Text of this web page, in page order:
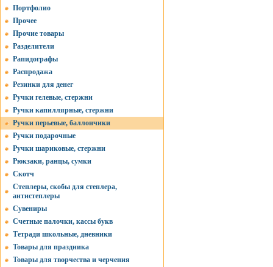
Портфолио
Прочее
Прочие товары
Разделители
Рапидографы
Распродажа
Резинки для денег
Ручки гелевые, стержни
Ручки капиллярные, стержни
Ручки перьевые, баллончики
Ручки подарочные
Ручки шариковые, стержни
Рюкзаки, ранцы, сумки
Скотч
Степлеры, скобы для степлера,
антистеплеры
Сувениры
Счетные палочки, кассы букв
Тетради школьные, дневники
Товары для праздника
Товары для творчества и черчения